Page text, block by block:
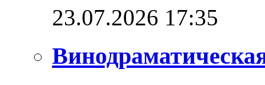
23.07.2026 17:35